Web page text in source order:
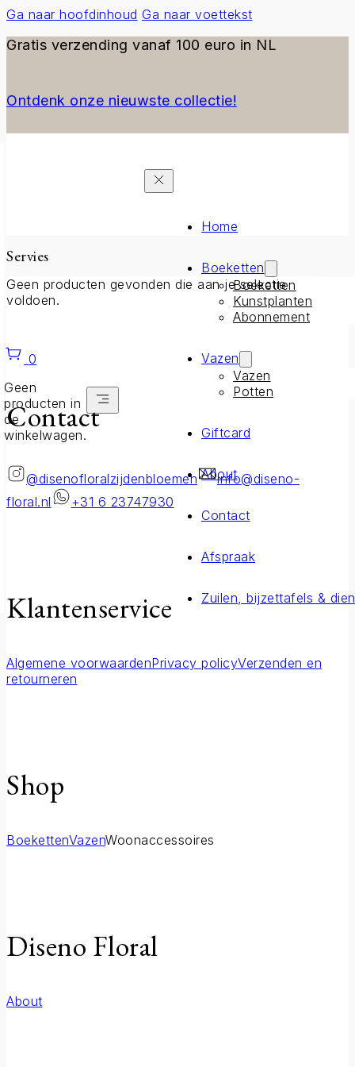
Ga naar hoofdinhoud Ga naar voettekst
Gratis verzending vanaf 100 euro in NL
Ontdenk onze nieuwste collectie!
0
Geen
producten in
de
winkelwagen.
Home
Boeketten
Boeketten
Kunstplanten
Abonnement
Vazen
Vazen
Potten
Giftcard
About
Contact
Afspraak
Zuilen, bijzettafels &
Servies
Geen producten gevonden die aan je selectie
voldoen.
Contact
@disenofloralzijdenbloemen
info@diseno-
floral.nl
+31 6 23747930
Klantenservice
Algemene voorwaardenPrivacy policyVerzenden en
retourneren
Shop
BoekettenVazenWoonaccessoires
Diseno Floral
About